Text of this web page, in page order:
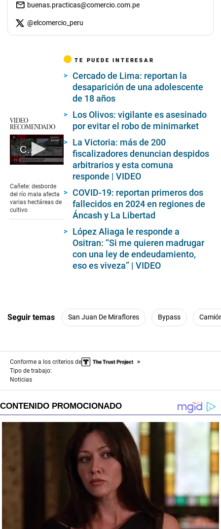
buenas.practicas@comercio.com.pe
@elcomercio_peru
VIDEO
RECOMENDADO
Cañete: desborde del río mala afecta varias hectáreas de cultivo
of
7
minutes,
4
Cañete: desborde
del río mala afecta
varias hectáreas de
cultivo
TE PUEDE INTERESAR
Cercado de Lima: reportan la
desaparición de una adolescente
de 18 años
Los Olivos: vigilante es asesinado
por evitar el robo de minimarket
La Victoria: más de 200
fiscalizadores denuncian despidos
arbitrarios y esta comuna
responde | VIDEO
COVID-19: reportan primeros dos
fallecidos en 2024 en regiones de
Áncash y La Libertad
López Aliaga le responde a
Ositran: “Si me quieren madrugar
con una ley de endeudamiento,
eso es viveza” | VIDEO
Seguir temas San Juan De Miraflores Bypass
Conforme a los criterios de
Tipo de trabajo:
Noticias